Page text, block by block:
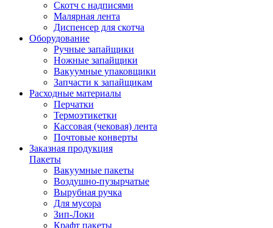
Скотч с надписями
Малярная лента
Диспенсер для скотча
Оборудование
Ручные запайщики
Ножные запайщики
Вакуумные упаковщики
Запчасти к запайщикам
Расходные материалы
Перчатки
Термоэтикетки
Кассовая (чековая) лента
Почтовые конверты
Заказная продукция
Пакеты
Вакуумные пакеты
Воздушно-пузырчатые
Вырубная ручка
Для мусора
Зип-Локи
Крафт пакеты